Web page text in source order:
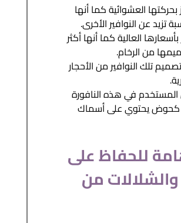
بحركتها العشوائية كما أنها
تزيد عن النوافير الأخرى.
بأسعارها العالية كما أنها أكثر
من الرخام.
تلك النوافير من الأحجار
في هذه النافورة
كحوض يحتوي على أسماك
للحفاظ على
والشلالات من